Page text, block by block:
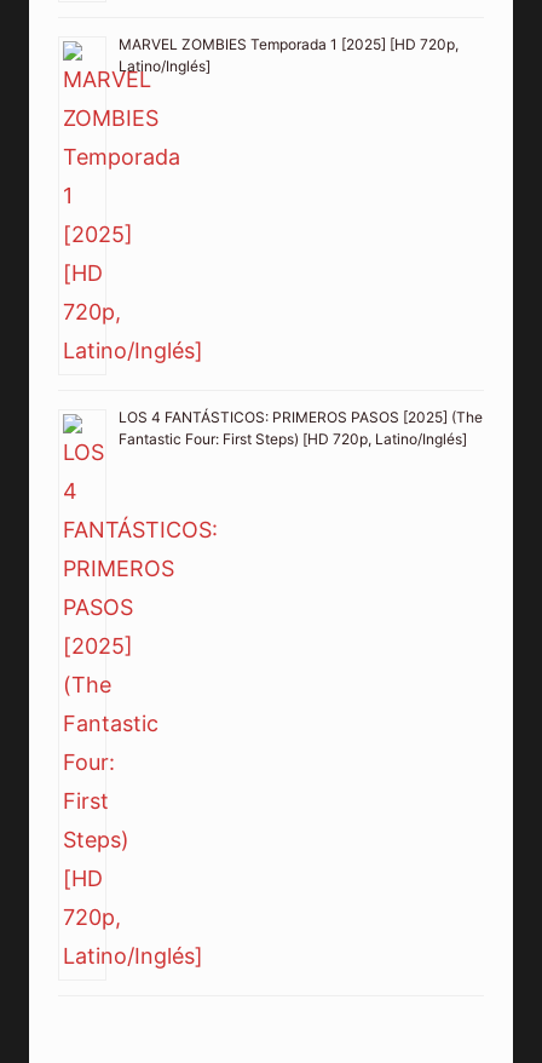
MARVEL ZOMBIES Temporada 1 [2025] [HD 720p,
Latino/Inglés]
LOS 4 FANTÁSTICOS: PRIMEROS PASOS [2025] (The
Fantastic Four: First Steps) [HD 720p, Latino/Inglés]